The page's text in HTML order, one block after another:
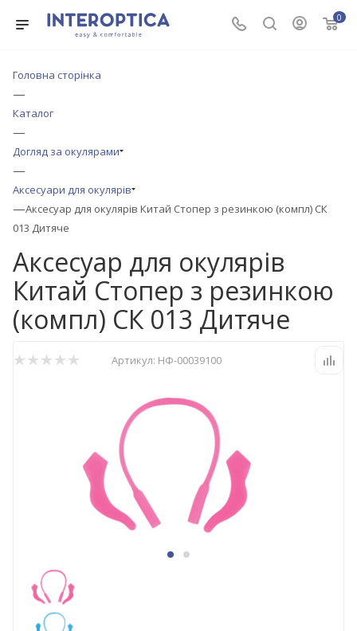
0
Головна сторінка
—
Каталог
—
Догляд за окулярами
—
Аксесуари для окулярів
—Аксесуар для окулярів Китай Стопер з резинкою (компл) СК
013 Дитяче
Аксесуар для окулярів
Китай Стопер з резинкою
(компл) СК 013 Дитяче
Артикул: НФ-00039100